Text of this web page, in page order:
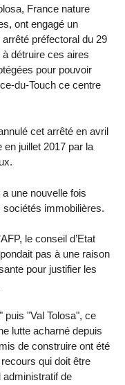
France nature
ont engagé un
préfectoral du 29
détruire ces aires
pour pouvoir
du-Touch ce centre
cet arrêté en avril
en juillet 2017 par la
une nouvelle fois
sociétés immobilières.
le conseil d’Etat
pas à une raison
pour justifier les
puis "Val Tolosa", ce
lutte acharné depuis
de construire ont été
recours qui doit être
administratif de